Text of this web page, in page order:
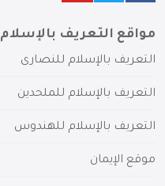
مواقع التعريف بالإسلام
التعريف بالإسلام للنصارى
التعريف بالإسلام للملحدين
التعريف بالإسلام للهندوس
موقع الإيمان